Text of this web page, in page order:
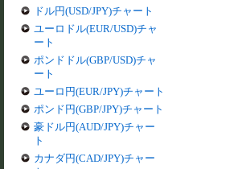
ドル円(USD/JPY)チャート
ユーロドル(EUR/USD)チャ
ート
ポンドドル(GBP/USD)チャ
ート
ユーロ円(EUR/JPY)チャート
ポンド円(GBP/JPY)チャート
豪ドル円(AUD/JPY)チャー
ト
カナダ円(CAD/JPY)チャー